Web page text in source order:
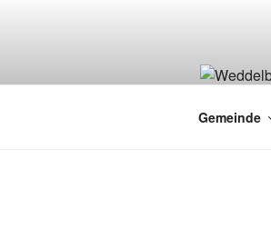
Gemeinde